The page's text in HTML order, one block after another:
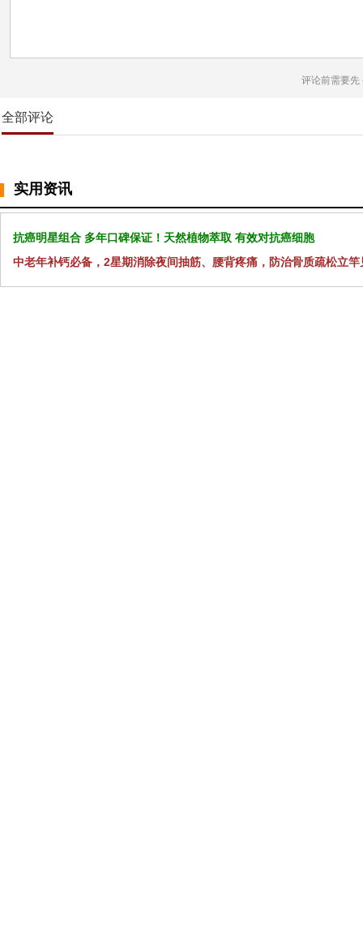
评论前需要先
全部评论
实用资讯
抗癌明星组合 多年口碑保证！天然植物萃取 有效对抗癌细胞
中老年补钙必备，2星期消除夜间抽筋、腰背疼痛，防治骨质疏松立竿